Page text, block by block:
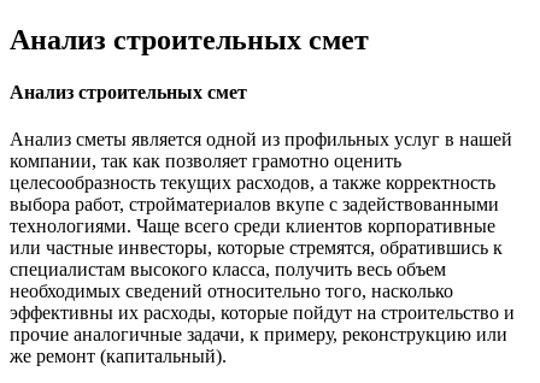
Анализ строительных смет
Анализ строительных смет
Анализ сметы является одной из профильных услуг в нашей
компании, так как позволяет грамотно оценить
целесообразность текущих расходов, а также корректность
выбора работ, стройматериалов вкупе с задействованными
технологиями. Чаще всего среди клиентов корпоративные
или частные инвесторы, которые стремятся, обратившись к
специалистам высокого класса, получить весь объем
необходимых сведений относительно того, насколько
эффективны их расходы, которые пойдут на строительство и
прочие аналогичные задачи, к примеру, реконструкцию или
же ремонт (капитальный).